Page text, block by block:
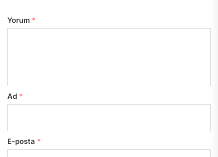
Yorum *
Ad *
E-posta *